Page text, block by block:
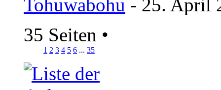
Tohuwabohu - 25. April
35 Seiten •
1 2 3 4 5 6 ... 35